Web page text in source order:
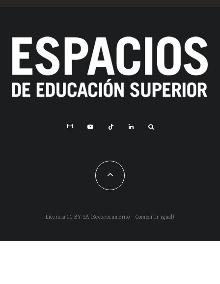
Licencia CC BY-SA (Reconocimiento – Compartir igual)